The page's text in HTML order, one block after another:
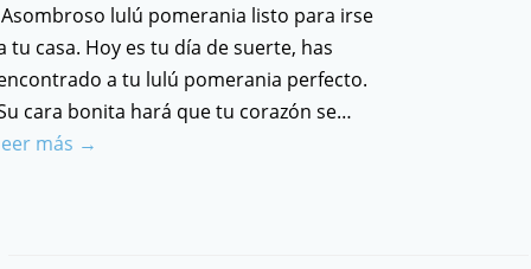
lulú pomerania listo para irse
tu casa. Hoy es tu día de suerte, has
a tu lulú pomerania perfecto.
cara bonita hará que tu corazón se…
más →